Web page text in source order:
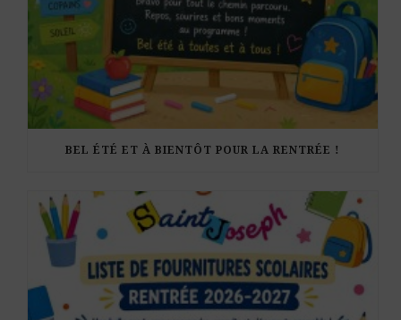
BEL ÉTÉ ET À BIENTÔT POUR LA RENTRÉE !